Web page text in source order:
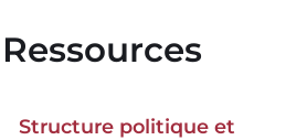
Ressources
Structure politique et